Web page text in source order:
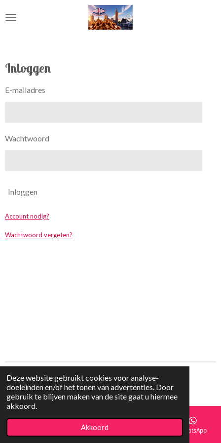
Deze website gebruikt cookies voor analyse-
doeleinden en/of het tonen van advertenties. Door
gebruik te blijven maken van de site gaat u hiermee
akkoord.
Akkoord
direct
Inloggen
E-mailadres
Wachtwoord
Inloggen
Account nodig?
Wachtwoord vergeten?
© 2020 Fudge And More
Powered byJouwWeb
Telefoonnummer WhatsApp